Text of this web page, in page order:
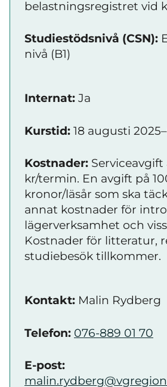
belastningsregistret vid
Studiestödsnivå (CSN):
nivå (B1)
Internat: Ja
Kurstid: 18 augusti
Kostnader: Serviceavgift
kr/termin. En avgift på
kronor/läsår som ska
annat kostnader för
lägerverksamhet och
Kostnader för litteratur,
studiebesök tillkommer.
Kontakt: Malin Rydberg
Telefon: 076-889 01 70
E-post: